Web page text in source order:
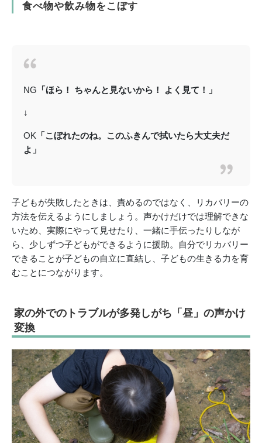
食べ物や飲み物をこぼす
NG 「ほら！ ちゃんと見ないから！ よく見て！」
↓
OK 「こぼれたのね。このふきんで拭いたら大丈夫だ
よ」
子どもが失敗したときは、責めるのではなく、リカバリーの
方法を伝えるようにしましょう。声かけだけでは理解できな
いため、実際にやって見せたり、一緒に手伝ったりしなが
ら、少しずつ子どもができるように援助。自分でリカバリー
できることが子どもの自立に直結し、子どもの生きる力を育
むことにつながります。
家の外でのトラブルが多発しがち「昼」の声かけ
変換